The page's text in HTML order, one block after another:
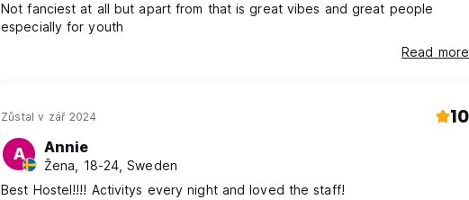
Not fanciest at all but apart from that is great vibes and great people
especially for youth
Read more
Zůstal v zář 2024 10
A Annie
Žena, 18-24, Sweden
Best Hostel!!!! Activitys every night and loved the staff!